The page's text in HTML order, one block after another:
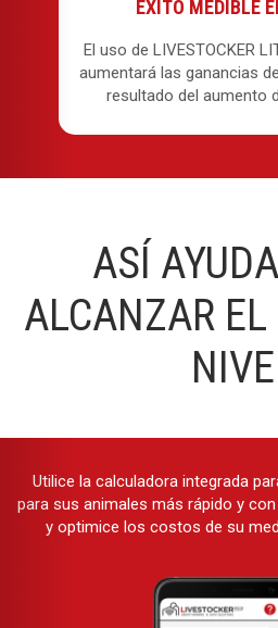
ÉXITO MEDIBLE
El uso de LIVESTOCKER
aumentará las ganancias
resultado del aumento
ASÍ
ALCANZAR
Utilice la calculadora integrada
para sus animales más rápido y
y optimice los costos de su